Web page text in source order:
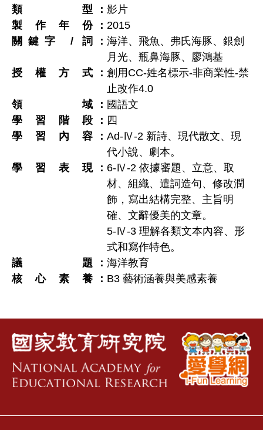
類型
影片
製作年份
2015
關鍵字 / 詞
海洋、飛魚、弗氏海豚、銀劍
月光、瓶鼻海豚、廖鴻基
授權方式
創用CC-姓名標示-非商業性-禁
止改作4.0
領域
國語文
學習階段
四
學習內容
Ad-Ⅳ-2 新詩、現代散文、現
代小說、劇本。
學習表現
6-Ⅳ-2 依據審題、立意、取
材、組織、遣詞造句、修改潤
飾，寫出結構完整、主旨明
確、文辭優美的文章。
5-Ⅳ-3 理解各類文本內容、形
式和寫作特色。
議題
海洋教育
核心素養
B3 藝術涵養與美感素養